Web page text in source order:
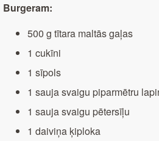
Burgeram:
500 g tītara maltās gaļas
1 cukīni
1 sīpols
1 sauja svaigu piparmētru
1 sauja svaigu pētersīļu
1 daiviņa ķiploka